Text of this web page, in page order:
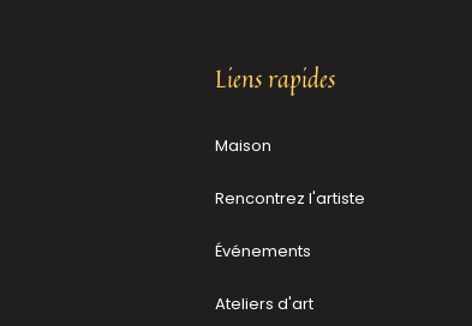
Liens rapides
Maison
Rencontrez l'artiste
Événements
Ateliers d'art